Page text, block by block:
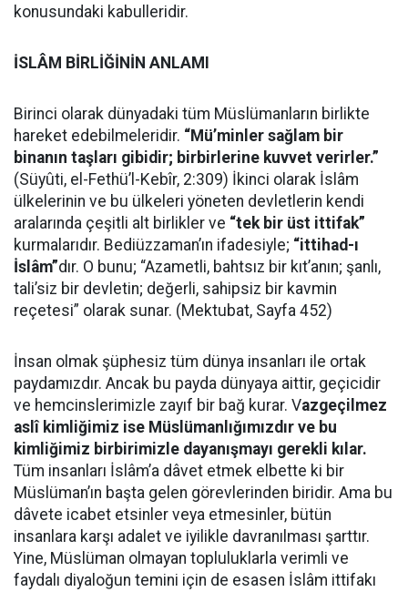
konusundaki kabulleridir.
İSLÂM BİRLİĞİNİN ANLAMI
Birinci olarak dünyadaki tüm Müslümanların birlikte
hareket edebilmeleridir. “Mü’minler sağlam bir
binanın taşları gibidir; birbirlerine kuvvet verirler.”
(Süyûti, el-Fethü’l-Kebîr, 2:309) İkinci olarak İslâm
ülkelerinin ve bu ülkeleri yöneten devletlerin kendi
aralarında çeşitli alt birlikler ve “tek bir üst ittifak”
kurmalarıdır. Bediüzzaman’ın ifadesiyle; “ittihad-ı
İslâm”dır. O bunu; “Azametli, bahtsız bir kıt’anın; şanlı,
tali’siz bir devletin; değerli, sahipsiz bir kavmin
reçetesi” olarak sunar. (Mektubat, Sayfa 452)
İnsan olmak şüphesiz tüm dünya insanları ile ortak
paydamızdır. Ancak bu payda dünyaya aittir, geçicidir
ve hemcinslerimizle zayıf bir bağ kurar. Vazgeçilmez
aslî kimliğimiz ise Müslümanlığımızdır ve bu
kimliğimiz birbirimizle dayanışmayı gerekli kılar.
Tüm insanları İslâm’a dâvet etmek elbette ki bir
Müslüman’ın başta gelen görevlerinden biridir. Ama bu
dâvete icabet etsinler veya etmesinler, bütün
insanlara karşı adalet ve iyilikle davranılması şarttır.
Yine, Müslüman olmayan topluluklarla verimli ve
faydalı diyaloğun temini için de esasen İslâm ittifakı